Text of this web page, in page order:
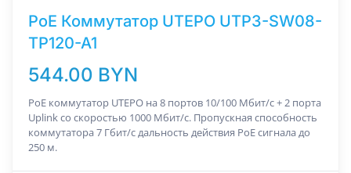
РоЕ Коммутатор UTEPO UTP3-SW08-
TP120-A1
544.00 BYN
PoE коммутатор UTEPO на 8 портов 10/100 Мбит/с + 2 порта
Uplink со скоростью 1000 Мбит/с. Пропускная способность
коммутатора 7 Гбит/с дальность действия РоЕ сигнала до
250 м.